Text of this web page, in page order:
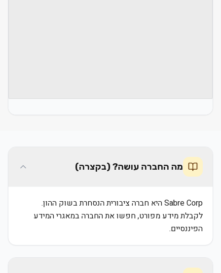
מה החברה עושה? (בקצרה)
Sabre Corp היא חברה ציבורית הנסחרת בשוק ההון.
לקבלת מידע מפורט, חפשו את החברה במאגרי המידע
הפיננסיים.